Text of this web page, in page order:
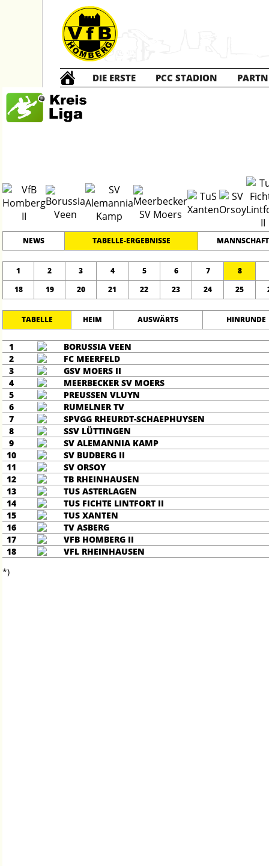
DIE ERSTE PCC STADION
NEWS TABELLE-ERGEBNISSE MANNSCHAFT
1 2 3 4 5 6 7
8
18
19 20 21 22 23 24 25
TABELLE HEIM AUSWÄRTS HINRUNDE
1
BORUSSIA VEEN
2
FC MEERFELD
3
GSV MOERS II
4
MEERBECKER SV MOERS
5
PREUSSEN VLUYN
6
RUMELNER TV
7
SPVGG RHEURDT-SCHAEPHUYSEN
8
SSV LÜTTINGEN
9
SV ALEMANNIA KAMP
10
SV BUDBERG II
11
SV ORSOY
12
TB RHEINHAUSEN
13
TUS ASTERLAGEN
14
TUS FICHTE LINTFORT II
15
TUS XANTEN
16
TV ASBERG
17
VFB HOMBERG II
18
VFL RHEINHAUSEN
*)